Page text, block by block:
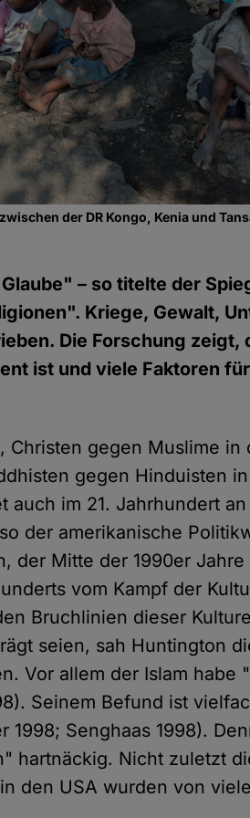
der DR Kongo, Kenia und
– so titelte der
Kriege, Gewalt,
Die Forschung zeigt,
ist und viele Faktoren
Christen gegen Muslime in
gegen Hinduisten
auch im 21. Jahrhundert
der amerikanische
der Mitte der 1990er
vom Kampf der
Bruchlinien dieser
seien, sah Huntington
Vor allem der Islam habe
Seinem Befund ist
Senghaas 1998).
hartnäckig. Nicht zuletzt
den USA wurden von